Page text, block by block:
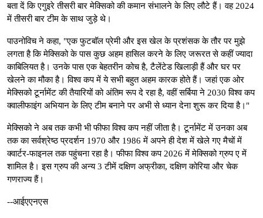
बता दें कि एगुइरे तीसरी बार मेक्सिको की कमान संभालने के लिए लौटे हैं। वह 2024
में तीसरी बार टीम के साथ जुड़े थे।
पाउनोविच ने कहा, "एक फुटबॉल प्रेमी और इस खेल के प्रशंसक के तौर पर मुझे
लगता है कि मेक्सिको के पास कुछ अहम हासिल करने के लिए जरूरत से कहीं ज्यादा
काबिलियत है। उनके पास एक बेहतरीन कोच है, टैलेंटेड खिलाड़ी हैं और घर पर
खेलने का मौका है। विश्व कप में ये सभी बहुत अहम कारक होते हैं। जहां एक ओर
मेक्सिको टूर्नामेंट की तैयारियों को अंतिम रूप दे रहा है, वहीं सर्बिया ने 2030 विश्व कप
क्वालीफाइंग अभियान के लिए टीम बनाने पर अभी से ध्यान देना शुरू कर दिया है।"
मेक्सिको ने अब तक कभी भी फीफा विश्व कप नहीं जीता है। टूर्नामेंट में उनका अब
तक का सर्वश्रेष्ठ प्रदर्शन 1970 और 1986 में अपने ही देश में खेले गए मैचों में
क्वार्टर-फाइनल तक पहुंचना रहा है। फीफा विश्व कप 2026 में मेक्सिको ग्रुप ए में
शामिल है। इस ग्रुप की अन्य 3 टीमें दक्षिण अफ्रीका, दक्षिण कोरिया और चेक
गणराज्य हैं।
--आईएएनएस